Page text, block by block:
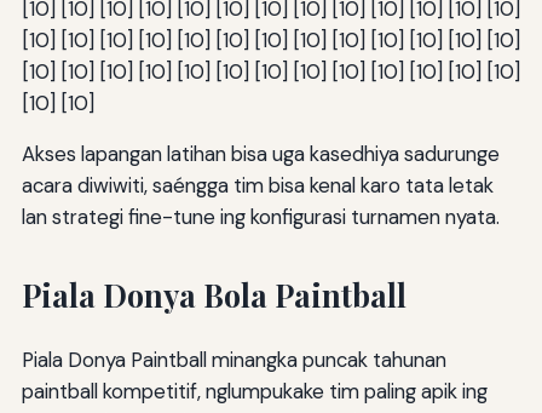
[10] [10] [10] [10] [10] [10] [10] [10] [10] [10] [10] [10] [10]
[10] [10] [10] [10] [10] [10] [10] [10] [10] [10] [10] [10] [10]
[10] [10] [10] [10] [10] [10] [10] [10] [10] [10] [10] [10] [10]
[10] [10]
Akses lapangan latihan bisa uga kasedhiya sadurunge
acara diwiwiti, saéngga tim bisa kenal karo tata letak
lan strategi fine-tune ing konfigurasi turnamen nyata.
Piala Donya Bola Paintball
Piala Donya Paintball minangka puncak tahunan
paintball kompetitif, nglumpukake tim paling apik ing